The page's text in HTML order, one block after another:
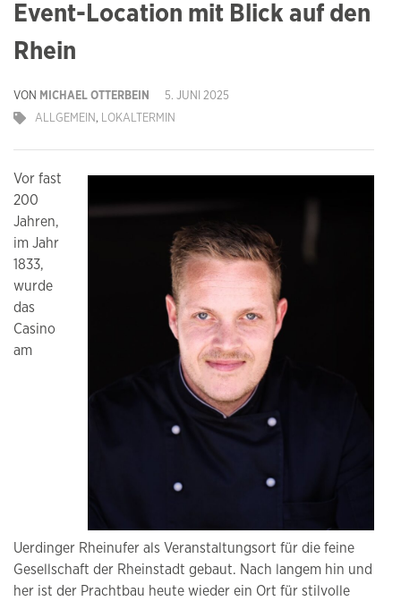
Event-Location mit Blick auf den
Rhein
VON MICHAEL OTTERBEIN
5. JUNI 2025
ALLGEMEIN, LOKALTERMIN
Vor fast
200
Jahren,
im Jahr
1833,
wurde
das
Casino
am
Uerdinger Rheinufer als Veranstaltungsort für die feine
Gesellschaft der Rheinstadt gebaut. Nach langem hin und
her ist der Prachtbau heute wieder ein Ort für stilvolle